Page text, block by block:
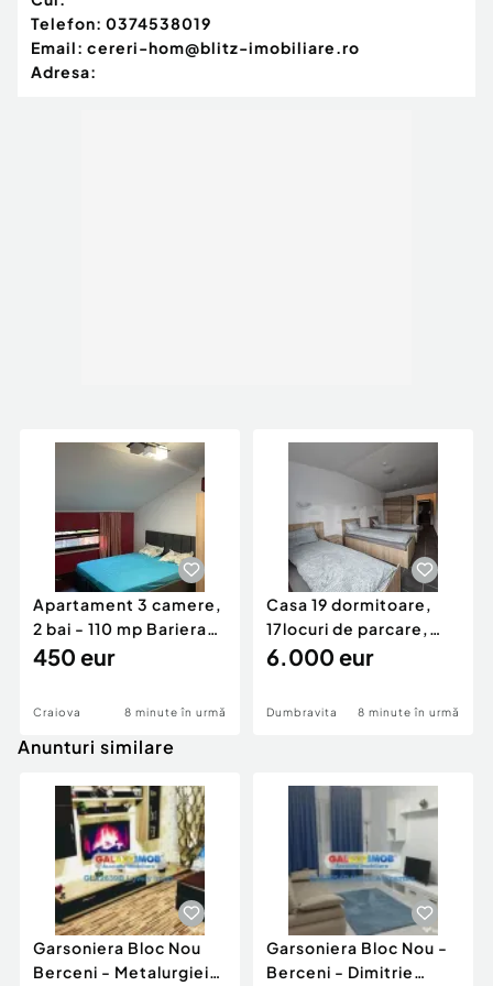
Telefon: 0374538019
Email: cereri-hom@blitz-imobiliare.ro
Adresa:
Apartament 3 camere,
2 bai - 110 mp Bariera
Valcii
450 eur
Craiova 8 minute în urmă
Casa 19 dormitoare,
17locuri de parcare,
pretabil Firme
6.000 eur
Dumbravita 8 minute în urmă
Anunturi similare
Garsoniera Bloc Nou
Berceni - Metalurgiei
Garsoniera Bloc Nou -
Berceni - Dimitrie